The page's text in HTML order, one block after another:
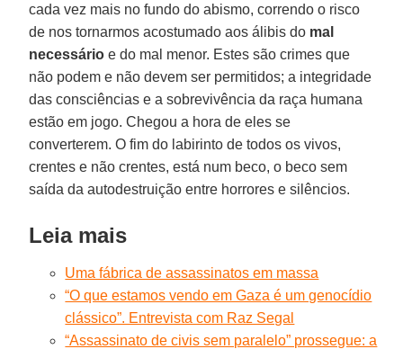
cada vez mais no fundo do abismo, correndo o risco
de nos tornarmos acostumado aos álibis do mal
necessário e do mal menor. Estes são crimes que
não podem e não devem ser permitidos; a integridade
das consciências e a sobrevivência da raça humana
estão em jogo. Chegou a hora de eles se
converterem. O fim do labirinto de todos os vivos,
crentes e não crentes, está num beco, o beco sem
saída da autodestruição entre horrores e silêncios.
Leia mais
Uma fábrica de assassinatos em massa
“O que estamos vendo em Gaza é um genocídio
clássico”. Entrevista com Raz Segal
“Assassinato de civis sem paralelo” prossegue: a